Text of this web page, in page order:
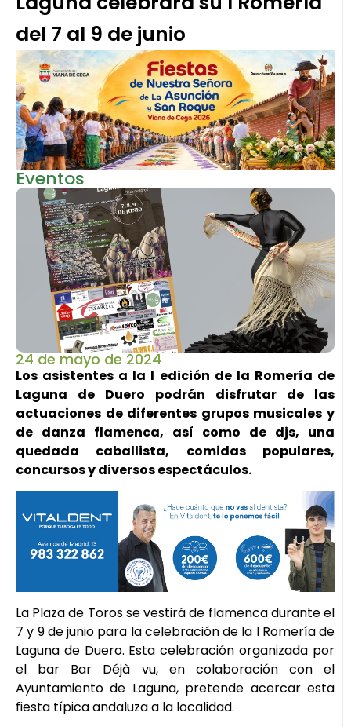
del 7 al 9 de junio
Eventos
24 de mayo de 2024
Los asistentes a la I edición de la Romería de
Laguna de Duero podrán disfrutar de las
actuaciones de diferentes grupos musicales y
de danza flamenca, así como de djs, una
quedada caballista, comidas populares,
concursos y diversos espectáculos.
La Plaza de Toros se vestirá de flamenca durante el
7 y 9 de junio para la celebración de la I Romería de
Laguna de Duero. Esta celebración organizada por
el bar Bar Déjà vu, en colaboración con el
Ayuntamiento de Laguna, pretende acercar esta
fiesta típica andaluza a la localidad.